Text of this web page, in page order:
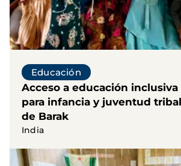
Educación
Acceso a educación
para infancia y juventud
de Barak
India